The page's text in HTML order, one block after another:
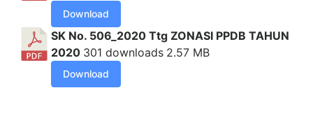
Download
SK No. 506_2020 Ttg ZONASI PPDB TAHUN
2020 301 downloads 2.57 MB
Download